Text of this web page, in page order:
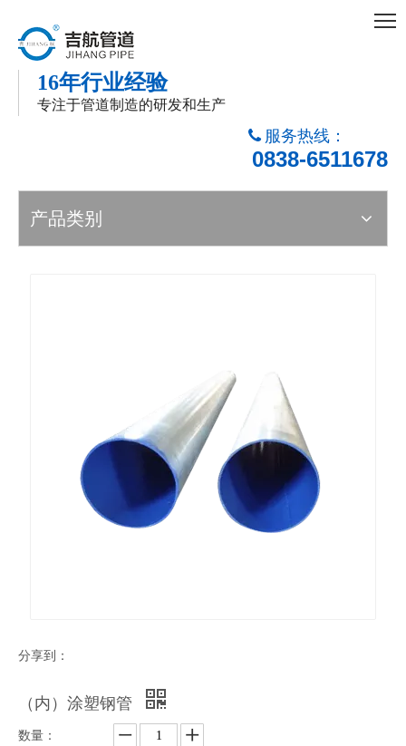
16年行业经验
专注于管道制造的研发和生产
 服务热线：
0838-6511678
产品类别
分享到：
（内）涂塑钢管
数量：